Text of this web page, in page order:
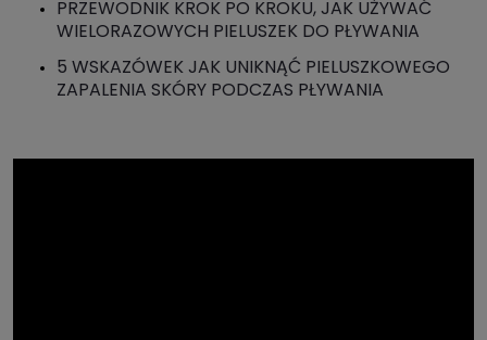
PRZEWODNIK KROK PO KROKU, JAK UŻYWAĆ
WIELORAZOWYCH PIELUSZEK DO PŁYWANIA
5 WSKAZÓWEK JAK UNIKNĄĆ PIELUSZKOWEGO
ZAPALENIA SKÓRY PODCZAS PŁYWANIA